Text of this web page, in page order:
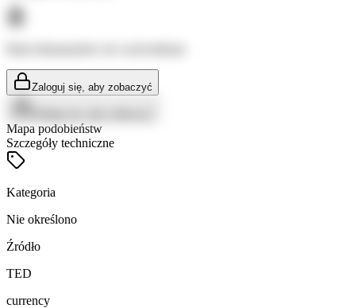
Zaloguj się, aby zobaczyć
Mapa podobieństw
Szczegóły techniczne
Kategoria
Nie określono
Źródło
TED
currency